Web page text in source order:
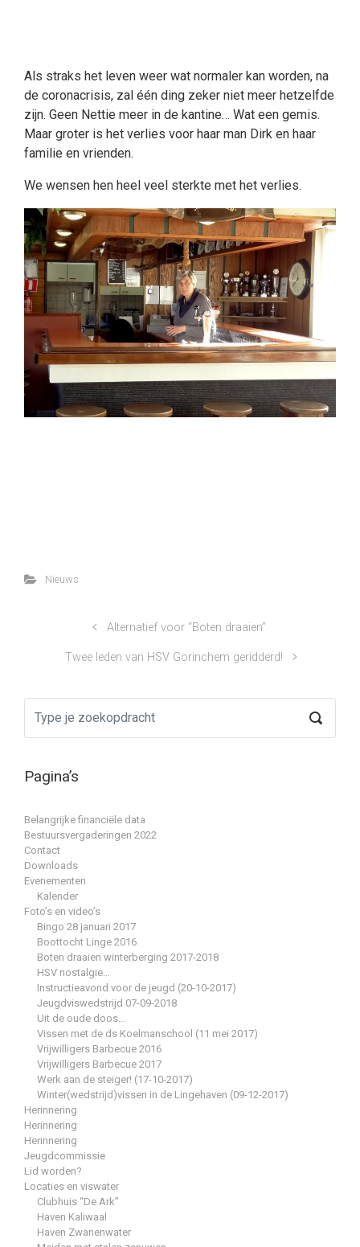
Als straks het leven weer wat normaler kan worden, na
de coronacrisis, zal één ding zeker niet meer hetzelfde
zijn. Geen Nettie meer in de kantine… Wat een gemis.
Maar groter is het verlies voor haar man Dirk en haar
familie en vrienden.
We wensen hen heel veel sterkte met het verlies.
Nieuws
Alternatief voor “Boten draaien”
Twee leden van HSV Gorinchem geridderd!
Pagina’s
Belangrijke financiële data
Bestuursvergaderingen 2022
Contact
Downloads
Evenementen
Kalender
Foto’s en video’s
Bingo 28 januari 2017
Boottocht Linge 2016
Boten draaien winterberging 2017-2018
HSV nostalgie…
Instructieavond voor de jeugd (20-10-2017)
Jeugdviswedstrijd 07-09-2018
Uit de oude doos…
Vissen met de ds Koelmanschool (11 mei 2017)
Vrijwilligers Barbecue 2016
Vrijwilligers Barbecue 2017
Werk aan de steiger! (17-10-2017)
Winter(wedstrijd)vissen in de Lingehaven (09-12-2017)
Herinnering
Herinnering
Herinnering
Jeugdcommissie
Lid worden?
Locaties en viswater
Clubhuis “De Ark”
Haven Kaliwaal
Haven Zwanenwater